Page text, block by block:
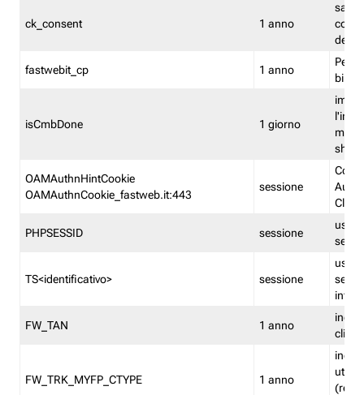
ck_consent 1 anno
salva
dei
fastwebit_cp 1 anno
isCmbDone 1 giorno
shp
OAMAuthnHintCookie
OAMAuthnCookie_fastweb.it:443
sessione
PHPSESSID sessione
TS<identificativo> sessione
FW_TAN 1 anno
FW_TRK_MYFP_CTYPE 1 anno